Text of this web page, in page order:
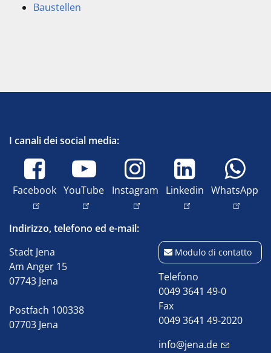
Baustellen
I canali dei social media:
Facebook YouTube Instagram Linkedin WhatsApp
Indirizzo, telefono ed e-mail:
Stadt Jena
Am Anger 15
07743 Jena
Postfach 100338
07703 Jena
Modulo di contatto
Telefono
0049 3641 49-0
Fax
0049 3641 49-2020
info@jena.de